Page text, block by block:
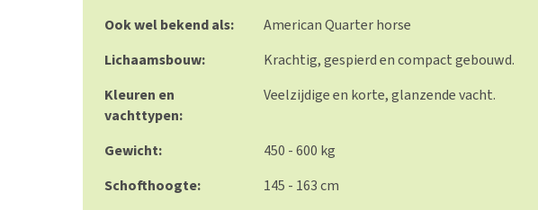
Ook wel bekend als:
American Quarter horse
Lichaamsbouw:
Krachtig, gespierd en compact gebouwd.
Kleuren en
vachttypen:
Veelzijdige en korte, glanzende vacht.
Gewicht:
450 - 600 kg
Schofthoogte:
145 - 163 cm